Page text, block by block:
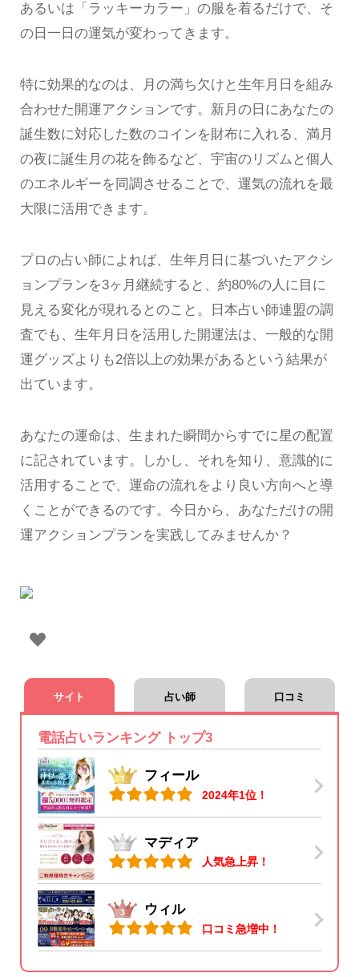
あるいは「ラッキーカラー」の服を着るだけで、そ
の日一日の運気が変わってきます。
特に効果的なのは、月の満ち欠けと生年月日を組み
合わせた開運アクションです。新月の日にあなたの
誕生数に対応した数のコインを財布に入れる、満月
の夜に誕生月の花を飾るなど、宇宙のリズムと個人
のエネルギーを同調させることで、運気の流れを最
大限に活用できます。
プロの占い師によれば、生年月日に基づいたアクシ
ョンプランを3ヶ月継続すると、約80%の人に目に
見える変化が現れるとのこと。日本占い師連盟の調
査でも、生年月日を活用した開運法は、一般的な開
運グッズよりも2倍以上の効果があるという結果が
出ています。
あなたの運命は、生まれた瞬間からすでに星の配置
に記されています。しかし、それを知り、意識的に
活用することで、運命の流れをより良い方向へと導
くことができるのです。今日から、あなただけの開
運アクションプランを実践してみませんか？
サイト 占い師 口コミ
電話占いランキング トップ3
フィール
2024年1位！
マディア
人気急上昇！
ウィル
口コミ急増中！